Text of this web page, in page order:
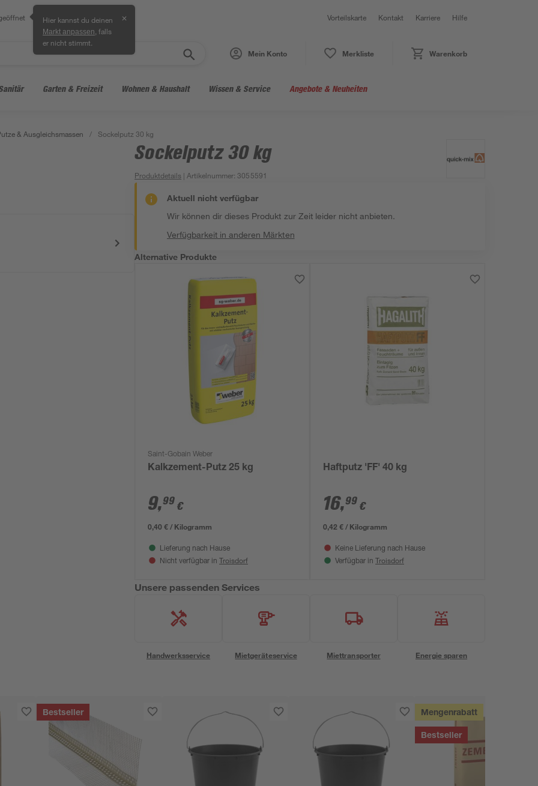
Hier kannst du deinen
Markt anpassen , falls
er nicht stimmt.
✕ Vorteilskarte Kontakt Karriere Hilfe
Mein Konto Merkliste Warenkorb
Garten & Freizeit Wohnen & Haushalt Wissen & Service Angebote & Neuheiten
& Ausgleichsmassen / Sockelputz 30 kg
Sockelputz 30 kg
Produktdetails | Artikelnummer:3055591
Aktuell nicht verfügbar
Wir können dir dieses Produkt zur Zeit leider nicht anbieten.
Verfügbarkeit in anderen Märkten
Alternative Produkte
Saint-Gobain Weber
Kalkzement-Putz 25 kg
9,99 €
0,40 € / Kilogramm
Lieferung nach Hause
Nicht verfügbar in Troisdorf
Haftputz 'FF' 40 kg
16,99 €
0,42 € / Kilogramm
Keine Lieferung nach Hause
Verfügbar in Troisdorf
Unsere passenden Services
Handwerksservice Mietgeräteservice Miettransporter Energie sparen
Bestseller Mengenrabatt
Bestseller